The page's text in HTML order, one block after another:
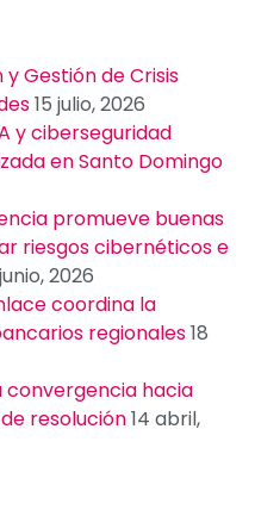
y Gestión de Crisis
15 julio, 2026
y ciberseguridad
en Santo Domingo
promueve buenas
riesgos cibernéticos e
2026
coordina la
regionales18
convergencia hacia
resolución14 abril,